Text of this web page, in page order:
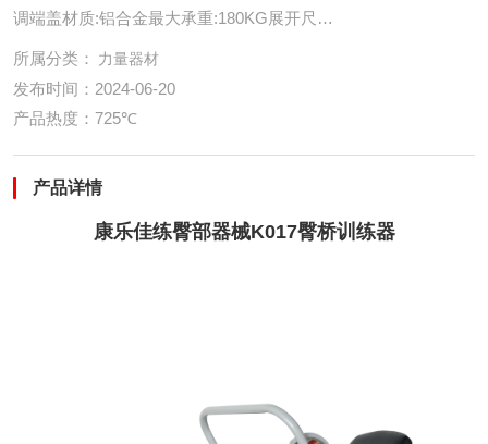
调端盖材质:铝合金最大承重:180KG展开尺
寸:1570X1100X800mm毛/净重:88KG/...
所属分类： 力量器材
发布时间：2024-06-20
产品热度：725℃
产品详情
康乐佳练臀部器械K017臀桥训练器